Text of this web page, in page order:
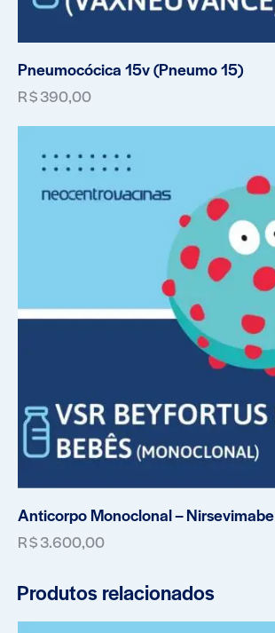
Pneumocócica 15v (Pneumo 15)
R$390,00
Anticorpo Monoclonal – Nirsevimabe
R$3.600,00
Produtos relacionados